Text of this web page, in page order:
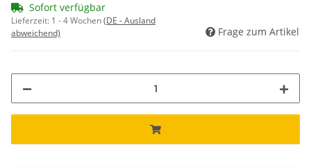
Sofort verfügbar
Lieferzeit: 1 - 4 Wochen(DE - Ausland
abweichend)
Frage zum Artikel